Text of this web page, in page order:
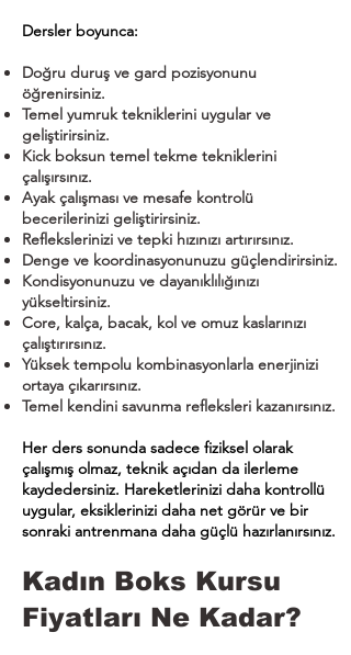
Dersler boyunca:
Doğru duruş ve gard pozisyonunu
öğrenirsiniz.
Temel yumruk tekniklerini uygular ve
geliştirirsiniz.
Kick boksun temel tekme tekniklerini
çalışırsınız.
Ayak çalışması ve mesafe kontrolü
becerilerinizi geliştirirsiniz.
Reflekslerinizi ve tepki hızınızı artırırsınız.
Denge ve koordinasyonunuzu güçlendirirsiniz.
Kondisyonunuzu ve dayanıklılığınızı
yükseltirsiniz.
Core, kalça, bacak, kol ve omuz kaslarınızı
çalıştırırsınız.
Yüksek tempolu kombinasyonlarla enerjinizi
ortaya çıkarırsınız.
Temel kendini savunma refleksleri kazanırsınız.
Her ders sonunda sadece fiziksel olarak
çalışmış olmaz, teknik açıdan da ilerleme
kaydedersiniz. Hareketlerinizi daha kontrollü
uygular, eksiklerinizi daha net görür ve bir
sonraki antrenmana daha güçlü hazırlanırsınız.
Kadın Boks Kursu
Fiyatları Ne Kadar?